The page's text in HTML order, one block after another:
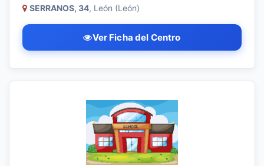
SERRANOS, 34, León (León)
Ver Ficha del Centro